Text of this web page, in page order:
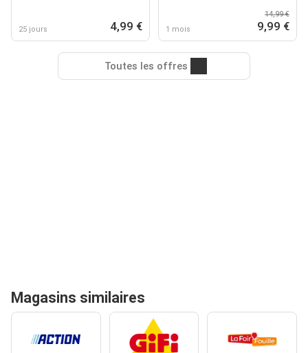
25 jours 4,99 € 1 mois
14,99 €
9,99 €
Toutes les offres
Magasins similaires